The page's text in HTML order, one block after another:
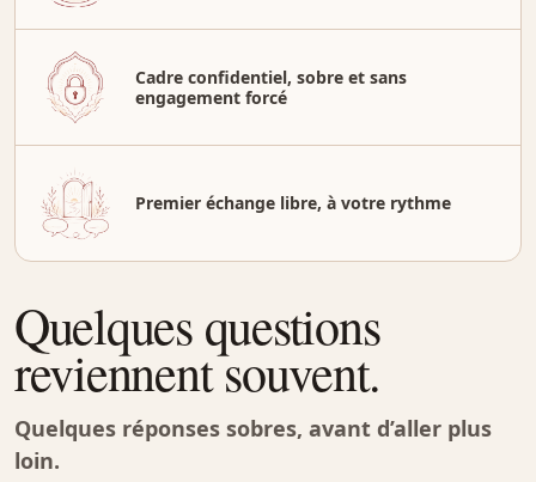
Cadre confidentiel, sobre et sans
engagement forcé
Premier échange libre, à votre rythme
Quelques questions
reviennent souvent.
Quelques réponses sobres, avant d’aller plus
loin.